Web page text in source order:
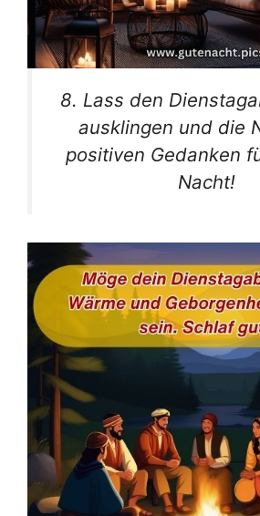
8. Lass den
ausklingen und die
positiven Gedanken
Nacht!